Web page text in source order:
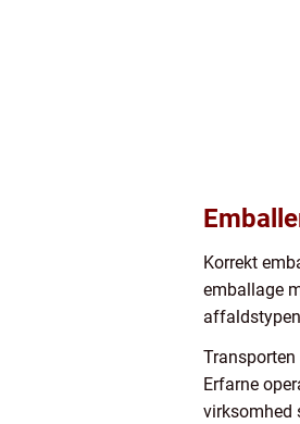
Korrekt
emballage
Erfarne
virksomhed